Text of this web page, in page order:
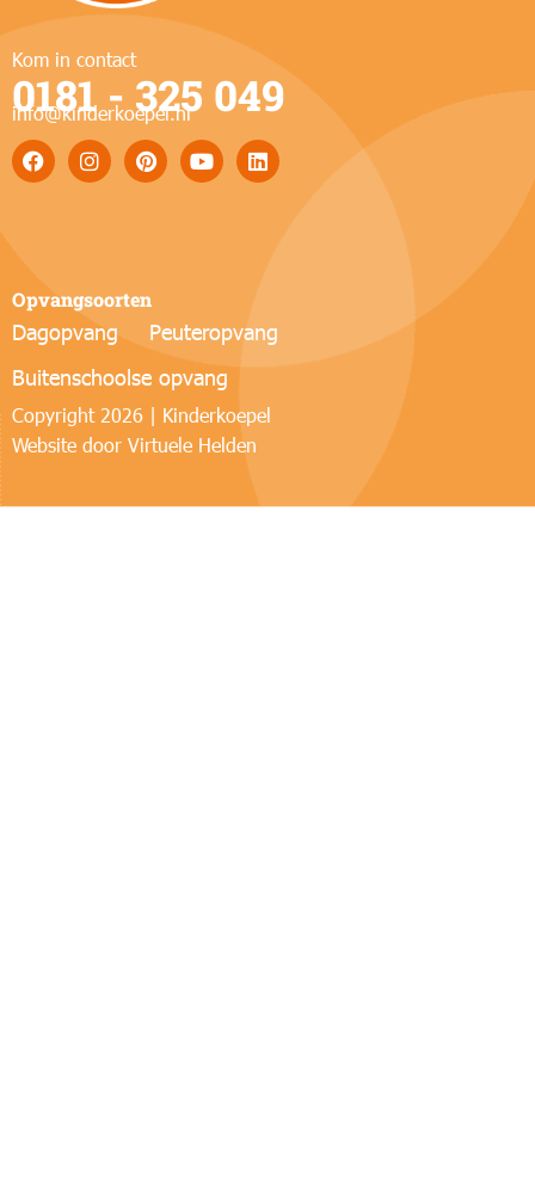
Kom in contact
0181 - 325 049
info@kinderkoepel.nl
Opvangsoorten
Dagopvang
Peuteropvang
Buitenschoolse opvang
Copyright 2026 | Kinderkoepel
Website door Virtuele Helden